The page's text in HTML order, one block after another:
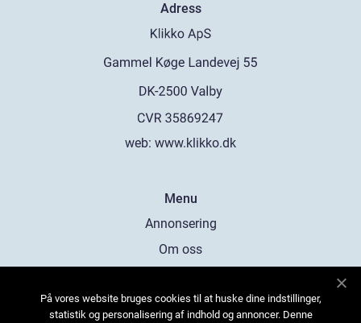
Adress
web: www.klikko.dk
Menu
Annonsering
Om oss
Kontakta oss
På vores website bruges cookies til at huske dine indstillinger,
statistik og personalisering af indhold og annoncer. Denne